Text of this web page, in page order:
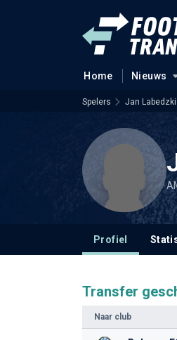
Home Nieuws
Spelers Jan Labedzki
Profiel
Transfer
Naar club